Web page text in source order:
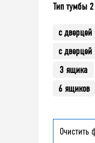
Тип тумбы 2
с дверцей
с
3 ящика
6 ящиков
Очистить